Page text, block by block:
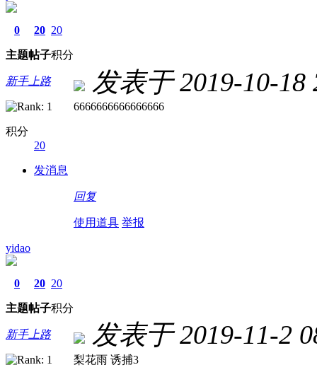
0
主题
20
帖子
20
积分
新手上路
积分
20
发消息
发表于 2019-10-18
6666666666666666
回复
使用道具 举报
yidao
0
主题
20
帖子
20
积分
新手上路 发表于 2019-11-2
梨花雨 诱捕3